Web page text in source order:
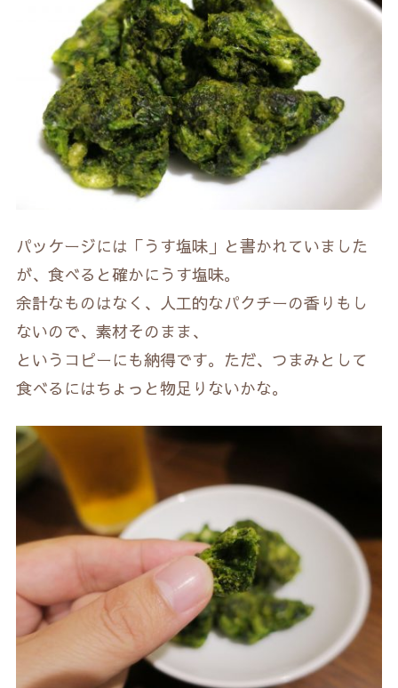
パッケージには「うす塩味」と書かれていました
が、食べると確かにうす塩味。
余計なものはなく、人工的なパクチーの香りもし
ないので、素材そのまま、
というコピーにも納得です。ただ、つまみとして
食べるにはちょっと物足りないかな。